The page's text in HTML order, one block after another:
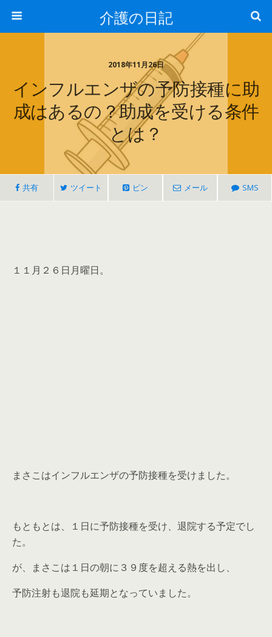
介護の日記
2018年11月26日
インフルエンザの予防接種に助
成はあるの？助成を受ける条件
とは？
共有 ツイート ピン メール SMS
１１月２６日月曜日。
まさこはインフルエンザの予防接種を受けました。
もともとは、１日に予防接種を受け、退院する予定でし
た。
が、まさこは１日の朝に３９度を超える熱を出し、
予防注射も退院も延期となっていました。